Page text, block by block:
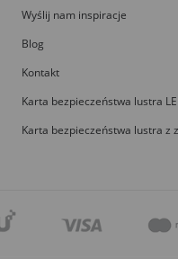
Wyślij nam inspiracje
Blog
Kontakt
Karta bezpieczeństwa lustra
Karta bezpieczeństwa lustra z